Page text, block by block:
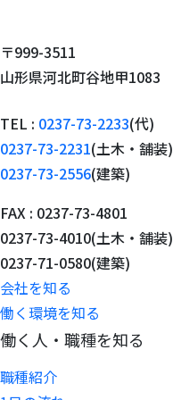
〒999-3511
山形県河北町谷地甲1083
TEL : 0237-73-2233(代)
0237-73-2231(土木・舗装)
0237-73-2556(建築)
FAX : 0237-73-4801
0237-73-4010(土木・舗装)
0237-71-0580(建築)
会社を知る
働く環境を知る
働く人・職種を知る
職種紹介